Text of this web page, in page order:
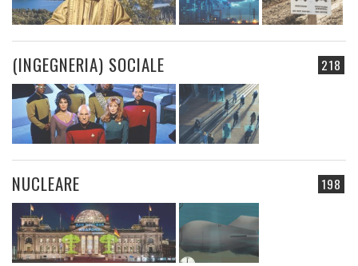
218
(INGEGNERIA) SOCIALE
198
NUCLEARE